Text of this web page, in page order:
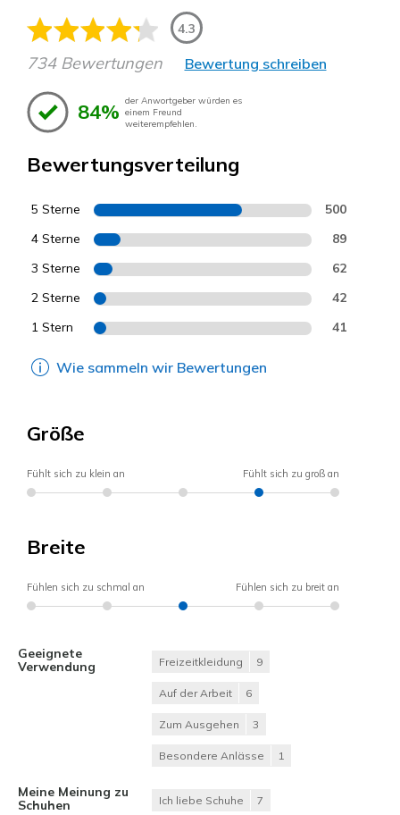
4.3
734 Bewertungen Bewertung schreiben
84% der Anwortgeber würden es
einem Freund
weiterempfehlen.
Bewertungsverteilung
5 Sterne 500
4 Sterne 89
3 Sterne 62
2 Sterne 42
1 Stern 41
Wie sammeln wir Bewertungen
Größe
Fühlt sich zu klein an Fühlt sich zu groß an
Breite
Fühlen sich zu schmal an Fühlen sich zu breit an
Geeignete
Verwendung
Freizeitkleidung 9
Auf der Arbeit 6
Zum Ausgehen 3
Besondere Anlässe 1
Meine Meinung zu
Schuhen
Ich liebe Schuhe 7